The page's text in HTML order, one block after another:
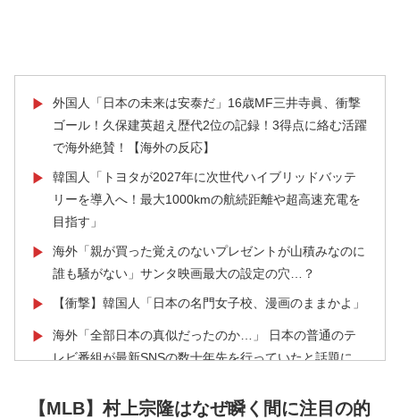
▶
外国人「日本の未来は安泰だ」16歳MF三井寺眞、衝撃
ゴール！久保建英超え歴代2位の記録！3得点に絡む活躍
で海外絶賛！【海外の反応】
▶
韓国人「トヨタが2027年に次世代ハイブリッドバッテ
リーを導入へ！最大1000kmの航続距離や超高速充電を
目指す」
▶
海外「親が買った覚えのないプレゼントが山積みなのに
誰も騒がない」サンタ映画最大の設定の穴…？
▶ 【衝撃】韓国人「日本の名門女子校、漫画のままかよ」
▶
海外「全部日本の真似だったのか…」 日本の普通のテ
レビ番組が最新SNSの数十年先を行っていたと話題に
に深刻である理由がこちら…」→「これはダメなやつ…
【MLB】村上宗隆はなぜ瞬く間に注目の的